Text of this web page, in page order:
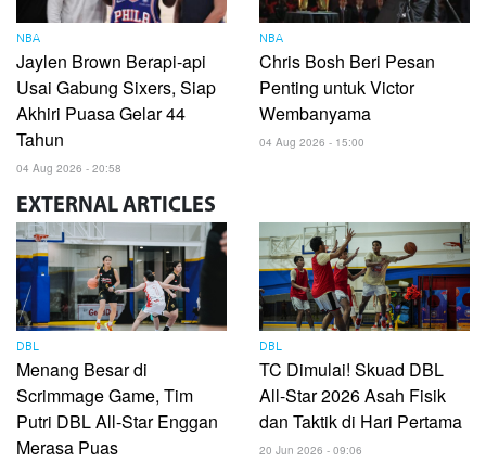
NBA
Jaylen Brown Berapi-api
Usai Gabung Sixers, Siap
Akhiri Puasa Gelar 44
Tahun
04 Aug 2026 - 20:58
NBA
Chris Bosh Beri Pesan
Penting untuk Victor
Wembanyama
04 Aug 2026 - 15:00
EXTERNAL ARTICLES
DBL
Menang Besar di
Scrimmage Game, Tim
Putri DBL All-Star Enggan
Merasa Puas
DBL
TC Dimulai! Skuad DBL
All-Star 2026 Asah Fisik
dan Taktik di Hari Pertama
20 Jun 2026 - 09:06